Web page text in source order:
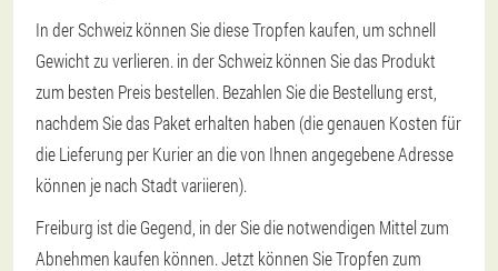
In der Schweiz können Sie diese Tropfen kaufen, um schnell
Gewicht zu verlieren. in der Schweiz können Sie das Produkt
zum besten Preis bestellen. Bezahlen Sie die Bestellung erst,
nachdem Sie das Paket erhalten haben (die genauen Kosten für
die Lieferung per Kurier an die von Ihnen angegebene Adresse
können je nach Stadt variieren).
Freiburg ist die Gegend, in der Sie die notwendigen Mittel zum
Abnehmen kaufen können. Jetzt können Sie Tropfen zum